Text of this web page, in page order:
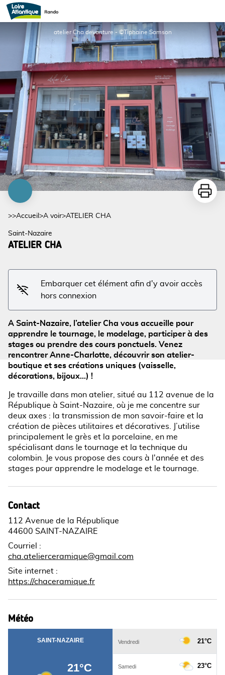
ATELIER CHA
atelier Cha devanture - ©Tiphaine Samson
Voir l'image en plein écran
>>Accueil >A voir>ATELIER CHA
Saint-Nazaire
ATELIER CHA
Embarquer cet élément afin d'y avoir accès
hors connexion
A Saint-Nazaire, l’atelier Cha vous accueille pour
apprendre le tournage, le modelage, participer à des
stages ou prendre des cours ponctuels. Venez
rencontrer Anne-Charlotte, découvrir son atelier-
boutique et ses créations uniques (vaisselle,
décorations, bijoux…) !
Je travaille dans mon atelier, situé au 112 avenue de la
République à Saint-Nazaire, où je me concentre sur
deux axes : la transmission de mon savoir-faire et la
création de pièces utilitaires et décoratives. J’utilise
principalement le grès et la porcelaine, en me
spécialisant dans le tournage et la technique du
colombin. Je vous propose des cours à l'année et des
stages pour apprendre le modelage et le tournage.
Contact
112 Avenue de la République
44600 SAINT-NAZAIRE
Courriel
:
cha.atelierceramique@gmail.com
Site internet :
https://chaceramique.fr
Météo